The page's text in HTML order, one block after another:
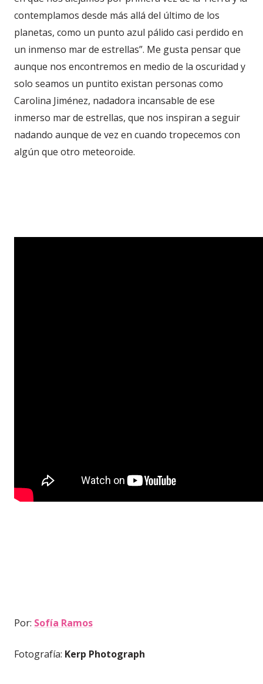
contemplamos desde más allá del último de los
planetas, como un punto azul pálido casi perdido en
un inmenso mar de estrellas”. Me gusta pensar que
aunque nos encontremos en medio de la oscuridad y
solo seamos un puntito existan personas como
Carolina Jiménez, nadadora incansable de ese
inmerso mar de estrellas, que nos inspiran a seguir
nadando aunque de vez en cuando tropecemos con
algún que otro meteoroide.
Por: Sofía Ramos
Fotografía: Kerp Photograph